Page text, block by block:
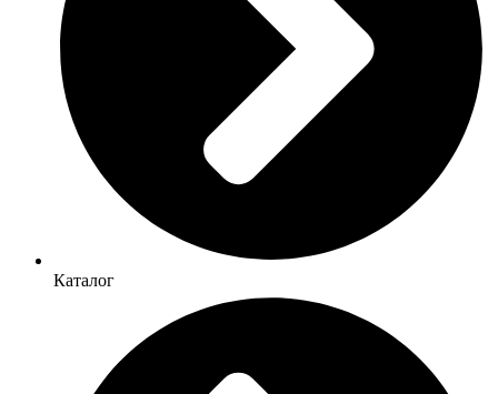
Каталог